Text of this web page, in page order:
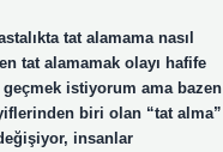
tat alamama nasıl
tat alamamak olayı hafife
istiyorum ama bazen
biri olan “tat alma”
insanlar